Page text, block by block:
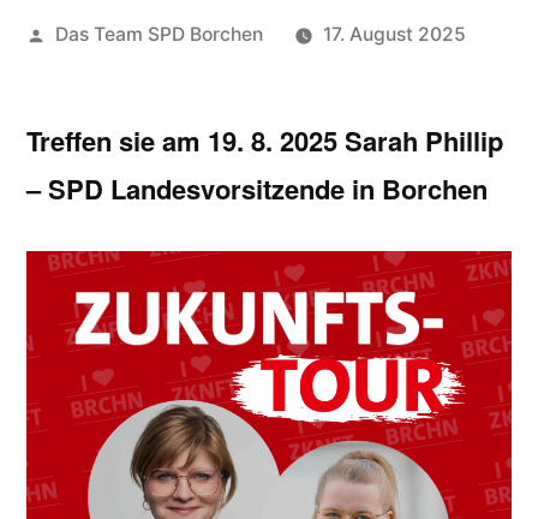
Veröffentlicht
Das Team SPD Borchen 17. August 2025
Treffen sie am 19. 8. 2025 Sarah Phillip
– SPD Landesvorsitzende in Borchen